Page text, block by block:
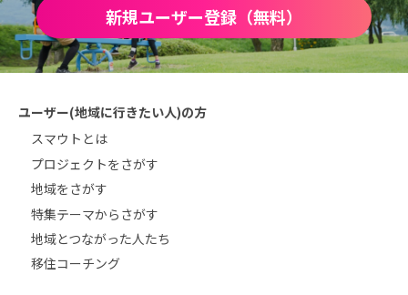
新規ユーザー登録（無料）
ユーザー(地域に行きたい人)の方
スマウトとは
プロジェクトをさがす
地域をさがす
特集テーマからさがす
地域とつながった人たち
移住コーチング